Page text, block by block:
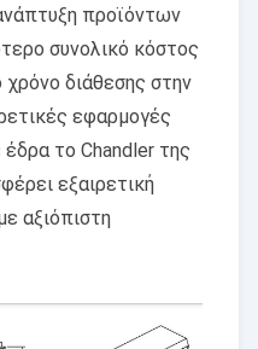
προϊόντων
συνολικό κόστος
διάθεσης στην
εφαρμογές
το Chandler της
εξαιρετική
αξιόπιστη